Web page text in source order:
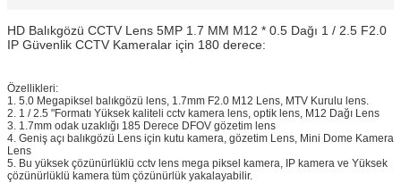
HD Balıkgözü CCTV Lens 5MP 1.7 MM M12 * 0.5 Dağı 1 / 2.5 F2.0
IP Güvenlik CCTV Kameralar için 180 derece:
Özellikleri:
1. 5.0 Megapiksel balıkgözü lens, 1.7mm F2.0 M12 Lens, MTV Kurulu lens.
2. 1 / 2.5 "Formatı Yüksek kaliteli cctv kamera lens, optik lens, M12 Dağı Lens
3. 1.7mm odak uzaklığı 185 Derece DFOV gözetim lens
4. Geniş açı balıkgözü Lens için kutu kamera, gözetim Lens, Mini Dome Kamera
Lens
5. Bu yüksek çözünürlüklü cctv lens mega piksel kamera, IP kamera ve Yüksek
çözünürlüklü kamera tüm çözünürlük yakalayabilir.